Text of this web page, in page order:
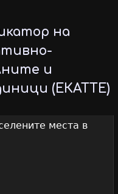
на
и
(ЕКАТТЕ)
места в